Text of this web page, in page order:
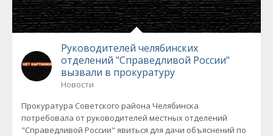
Руководителей челябинских
отделений "Справедливой России"
вызвали в прокуратуру
Новости
Прокуратура Советского района Челябинска
потребовала от руководителей местных отделений
"Справедливой России" явиться для дачи объяснений по